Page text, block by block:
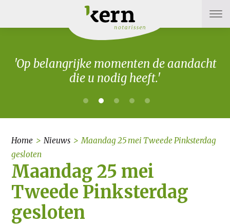
'Op belangrijke momenten de aandacht
die u nodig heeft.'
Home > Nieuws > Maandag 25 mei Tweede Pinksterdag
gesloten
Maandag 25 mei
Tweede Pinksterdag
gesloten